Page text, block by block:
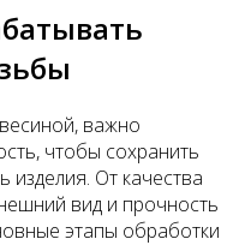
важно
чтобы сохранить
изделия. От качества
вид и прочность
этапы обработки